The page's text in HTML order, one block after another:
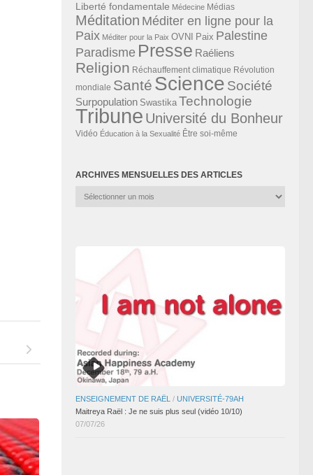
Liberté fondamentale Médecine Médias
Méditation Méditer en ligne pour la
Paix Méditer pour la Paix OVNI Paix Palestine
Paradisme Presse Raéliens
Religion Réchauffement climatique Révolution
mondiale Santé Science Société
Surpopulation Swastika Technologie
Tribune Université du Bonheur
Vidéo Éducation à la Sexualité Être soi-même
ARCHIVES MENSUELLES DES ARTICLES
Archives
ENSEIGNEMENT DE RAËL / UNIVERSITÉ-79AH
Maitreya Raël : Je ne suis plus seul (vidéo 10/10)
07/07/26